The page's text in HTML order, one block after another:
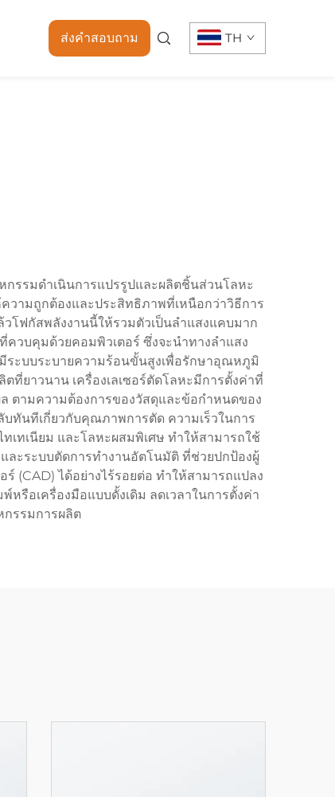
ส่งคำสอบถาม TH
กรรมดำเนินการแปรรูปและผลิตชิ้นส่วนโลหะ
วามถูกต้องและประสิทธิภาพที่เหนือกว่าวิธีการ
วโฟกัสพลังงานนี้ให้รวมตัวเป็นลำแสงแคบมาก
วบคุมด้วยคอมพิวเตอร์ ซึ่งจะนำทางลำแสง
ระบบระบายความร้อนขั้นสูงเพื่อรักษาอุณหภูมิ
ที่ยาวนาน เครื่องเลเซอร์ตัดโลหะมีการตั้งค่าที่
ตามความต้องการของวัสดุและข้อกำหนดของ
ทันทีเกี่ยวกับคุณภาพการตัด ความเร็วในการ
เทเนียม และโลหะผสมพิเศษ ทำให้สามารถใช้
ละระบบตัดการทำงานอัตโนมัติ ที่ช่วยปกป้องผู้
(CAD) ได้อย่างไร้รอยต่อ ทำให้สามารถแปลง
รือเครื่องมือแบบดั้งเดิม ลดเวลาในการตั้งค่า
กรรมการผลิต